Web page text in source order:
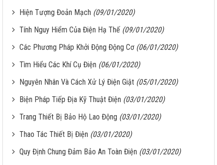
Hiện Tượng Đoản Mạch (09/01/2020)
Tính Nguy Hiểm Của Điện Hạ Thế (09/01/2020)
Các Phương Pháp Khởi Động Động Cơ (06/01/2020)
Tìm Hiểu Các Khí Cụ Điện (06/01/2020)
Nguyên Nhân Và Cách Xử Lý Điện Giật (05/01/2020)
Biện Pháp Tiếp Địa Kỹ Thuật Điện (03/01/2020)
Trang Thiết Bị Bảo Hộ Lao Động (03/01/2020)
Thao Tác Thiết Bị Điện (03/01/2020)
Quy Định Chung Đảm Bảo An Toàn Điện (03/01/2020)